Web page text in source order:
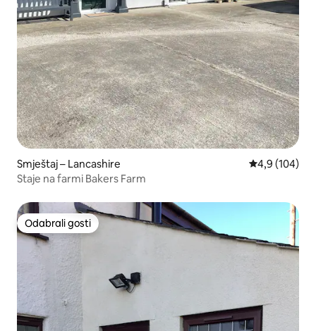
Smještaj – Lancashire Prosječna
4,9 (104)
Staje na farmi Bakers Farm
Odabrali gosti
Odabrali gosti